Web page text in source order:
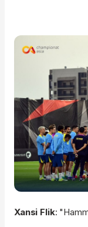
Xansi Flik: